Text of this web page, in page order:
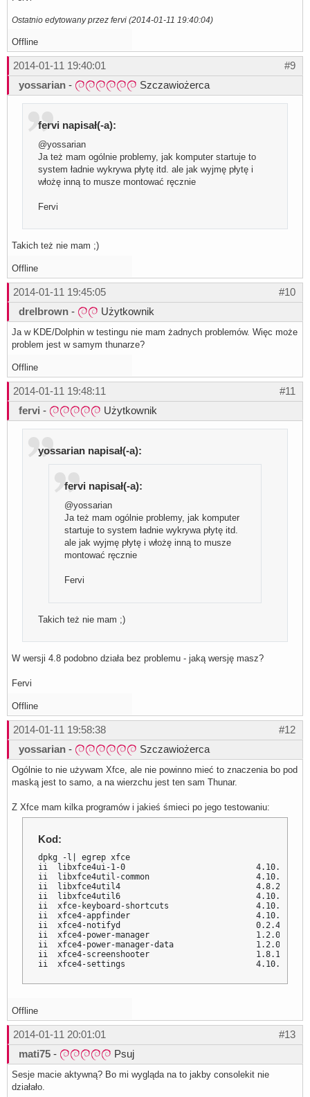
Ostatnio edytowany przez fervi (2014-01-11 19:40:04)
Offline
#9
2014-01-11 19:40:01
yossarian - Szczawiożerca
fervi napisał(-a):
@yossarian
Ja też mam ogólnie problemy, jak komputer startuje to
system ładnie wykrywa płytę itd. ale jak wyjmę płytę i
włożę inną to musze montować ręcznie
Fervi
Takich też nie mam ;)
Offline
#10
2014-01-11 19:45:05
drelbrown - Użytkownik
Ja w KDE/Dolphin w testingu nie mam żadnych problemów. Więc może
problem jest w samym thunarze?
Offline
#11
2014-01-11 19:48:11
fervi - Użytkownik
yossarian napisał(-a):
fervi napisał(-a):
@yossarian
Ja też mam ogólnie problemy, jak komputer
startuje to system ładnie wykrywa płytę itd.
ale jak wyjmę płytę i włożę inną to musze
montować ręcznie
Fervi
Takich też nie mam ;)
W wersji 4.8 podobno działa bez problemu - jaką wersję masz?
Fervi
Offline
#12
2014-01-11 19:58:38
yossarian - Szczawiożerca
Ogólnie to nie używam Xfce, ale nie powinno mieć to znaczenia bo pod
maską jest to samo, a na wierzchu jest ten sam Thunar.
Z Xfce mam kilka programów i jakieś śmieci po jego testowaniu:
Kod:
dpkg -l| egrep xfce
ii  libxfce4ui-1-0                           4.10.0-5
ii  libxfce4util-common
ii  libxfce4util4                            4.8.2-1
ii  libxfce4util6                            4.10.1-1
ii  xfce-keyboard-shortcuts
ii  xfce4-appfinder                          4.10.1-1
ii  xfce4-notifyd                            0.2.4-2
ii  xfce4-power-manager                      1.2.0-3
ii  xfce4-power-manager-data                 1.2.0-
ii  xfce4-screenshooter                      1.8.1-2
ii  xfce4-settings                           4.10.1-2
Offline
#13
2014-01-11 20:01:01
mati75 - Psuj
Sesje macie aktywną? Bo mi wygląda na to jakby consolekit nie
działało.